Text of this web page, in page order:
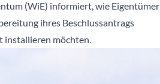
(WiE) informiert, wie Eigentümer
ihres Beschlussantrags
installieren möchten.